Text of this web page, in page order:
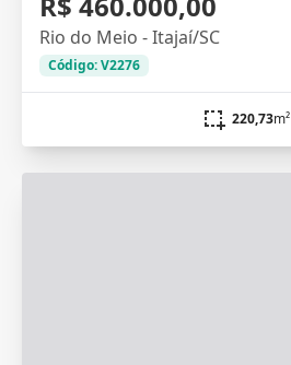
Rio do Meio - Itajaí/SC
Código: V2276
220,73m²